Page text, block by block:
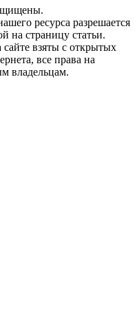
ресурса разрешается
на страницу статьи.
взяты с открытых
все права на
владельцам.